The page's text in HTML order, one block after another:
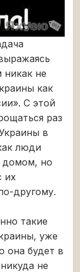
никак не
как
С этой
раз
в
люди
домом, но
их
другому.
такие
уже
она будет в
не